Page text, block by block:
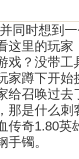
同时想到
这里的玩家
戏？没带工
蹲下开始
给召唤过去
那是什么刺
传奇1.80英
镯。